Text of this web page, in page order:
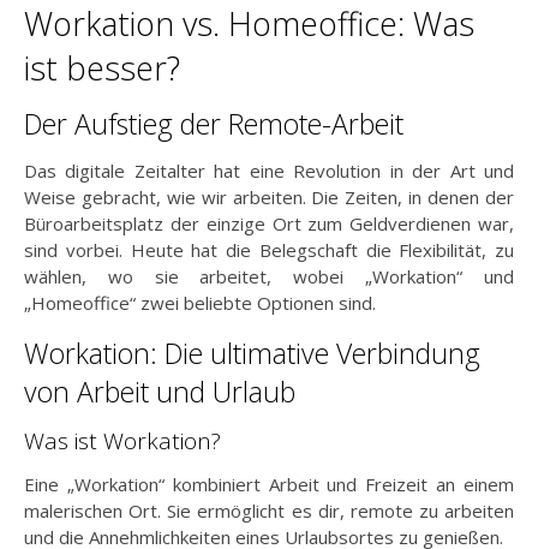
Workation vs. Homeoffice: Was
ist besser?
Der Aufstieg der Remote-Arbeit
Das digitale Zeitalter hat eine Revolution in der Art und
Weise gebracht, wie wir arbeiten. Die Zeiten, in denen der
Büroarbeitsplatz der einzige Ort zum Geldverdienen war,
sind vorbei. Heute hat die Belegschaft die Flexibilität, zu
wählen, wo sie arbeitet, wobei „Workation“ und
„Homeoffice“ zwei beliebte Optionen sind.
Workation: Die ultimative Verbindung
von Arbeit und Urlaub
Was ist Workation?
Eine „Workation“ kombiniert Arbeit und Freizeit an einem
malerischen Ort. Sie ermöglicht es dir, remote zu arbeiten
und die Annehmlichkeiten eines Urlaubsortes zu genießen.